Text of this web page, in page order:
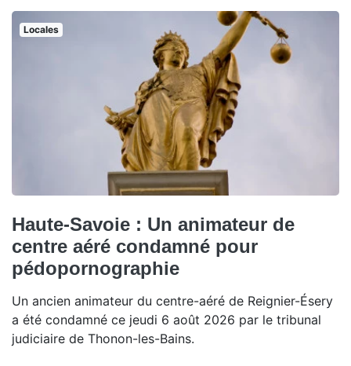
Locales
Haute-Savoie : Un animateur de
centre aéré condamné pour
pédopornographie
Un ancien animateur du centre-aéré de Reignier-Ésery
a été condamné ce jeudi 6 août 2026 par le tribunal
judiciaire de Thonon-les-Bains.